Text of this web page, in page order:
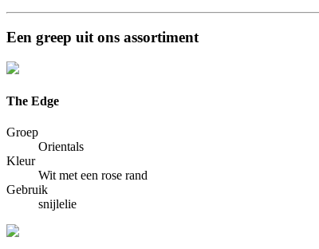
Een greep uit ons assortiment
The Edge
Groep
Orientals
Kleur
Wit met een rose rand
Gebruik
snijlelie